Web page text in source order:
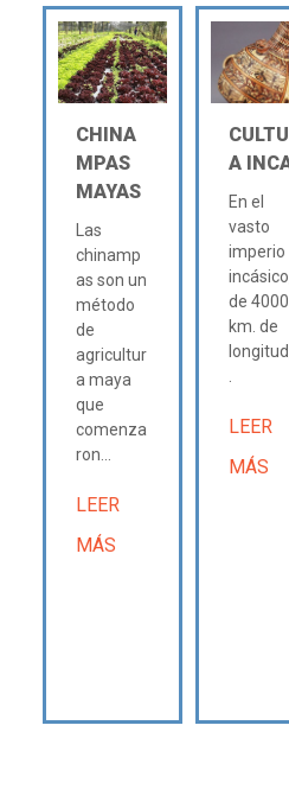
CHINA
MPAS
MAYAS
Las
chinamp
as son un
método
de
agricultur
a maya
que
comenza
ron...
LEER
MÁS
A
En el
vasto
imperio
de 4000
km. de
LEER
MÁS